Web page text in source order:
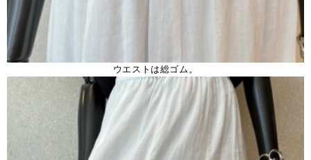
ウエストは総ゴム。